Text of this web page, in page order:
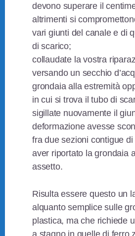
devono superare il
altrimenti si
vari giunti del canale e di
di scarico;
collaudate la vostra
versando un secchio
grondaia alla estremità
in cui si trova il tubo di
sigillate nuovamente il
deformazione avesse
fra due sezioni contigue
aver riportato la grondaia
assetto.
Risulta essere questo un
alquanto semplice sulle
plastica, ma che richiede